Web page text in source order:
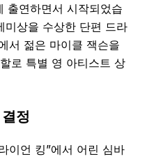
출연하면서 시작되었습
미상을 수상한 단편 드라
서 젊은 마이클 잭슨을
로 특별 영 아티스트 상
정
이언 킹”에서 어린 심바